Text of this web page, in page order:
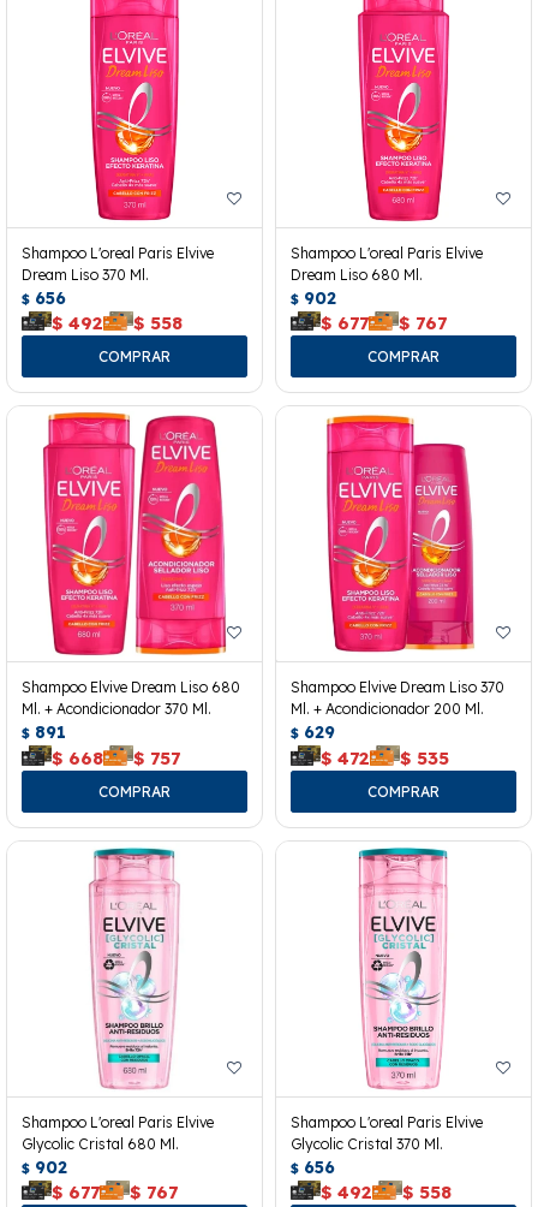
Shampoo L'oreal Paris Elvive
Dream Liso 370 Ml.
$ 656
$ 492 $ 558
Shampoo L'oreal Paris Elvive
Dream Liso 680 Ml.
$ 902
$ 677 $ 767
Shampoo Elvive Dream Liso 680
Ml. + Acondicionador 370 Ml.
$ 891
$ 668 $ 757
Shampoo Elvive Dream Liso 370
Ml. + Acondicionador 200 Ml.
$ 629
$ 472 $ 535
Shampoo L'oreal Paris Elvive
Glycolic Cristal 680 Ml.
$ 902
$ 677 $ 767
Shampoo L'oreal Paris Elvive
Glycolic Cristal 370 Ml.
$ 656
$ 492 $ 558